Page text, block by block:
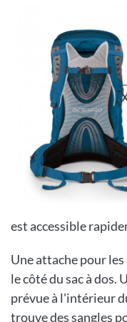
est accessible
Une attache pour
le côté du sac à dos.
prévue à l'intérieur
trouve des sangles